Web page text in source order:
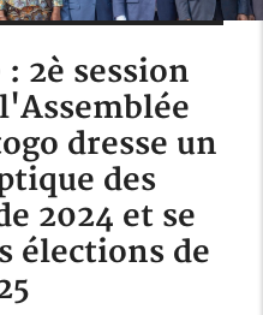
2è session
dresse un
des
2024 et se
élections de